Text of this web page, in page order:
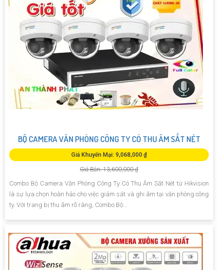
BỘ CAMERA VĂN PHÒNG CÔNG TY CÓ THU ÂM SẮT NÉT
Giá Khuyến Mại: 9,068,000 ₫
Giá Bán: 13,600,000 ₫
Combo Bộ Camera Văn Phòng Công Ty Có Thu Âm Sắt Nét từ Hikvision
là sự lựa chọn hoàn hảo cho việc giám sát và ghi âm tại văn phòng công
ty. Với trang bị thu âm rõ ràng, Combo Bộ...